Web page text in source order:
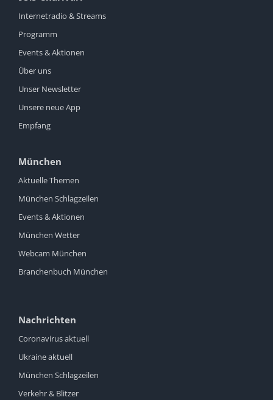
Internetradio & Streams
Programm
Events & Aktionen
Über uns
Unser Newsletter
Unsere neue App
Empfang
München
Aktuelle Themen
München Schlagzeilen
Events & Aktionen
München Wetter
Webcam München
Branchenbuch München
Nachrichten
Coronavirus aktuell
Ukraine aktuell
München Schlagzeilen
Verkehr & Blitzer